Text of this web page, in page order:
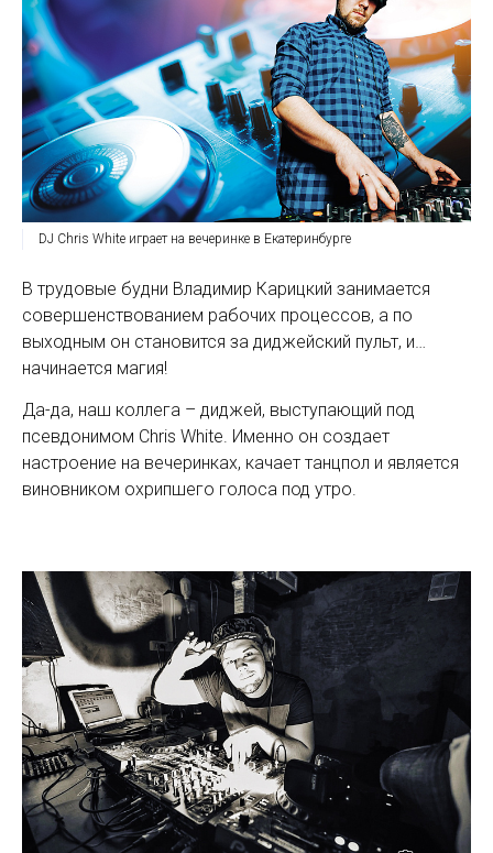
DJ Chris White играет на вечеринке в Екатеринбурге
В трудовые будни Владимир Карицкий занимается
совершенствованием рабочих процессов, а по
выходным он становится за диджейский пульт, и…
начинается магия!
Да-да, наш коллега – диджей, выступающий под
псевдонимом Chris White. Именно он создает
настроение на вечеринках, качает танцпол и является
виновником охрипшего голоса под утро.